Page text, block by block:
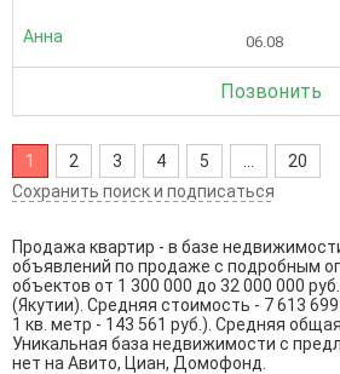
Анна 06.08
Позвонить
1 2 3 4 5
20
Сохранить поиск и подписаться
Продажа квартир - в базе
объявлений по продаже с подробным
объектов от 1 300 000 до 32 000 000
(Якутии). Средняя стоимость - 7 613
1 кв. метр - 143 561 руб.). Средняя
Уникальная база недвижимости с
нет на Авито, Циан, Домофонд.